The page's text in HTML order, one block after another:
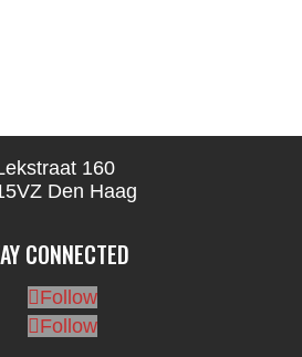
160
Den Haag
CONNECTED
Follow
Follow